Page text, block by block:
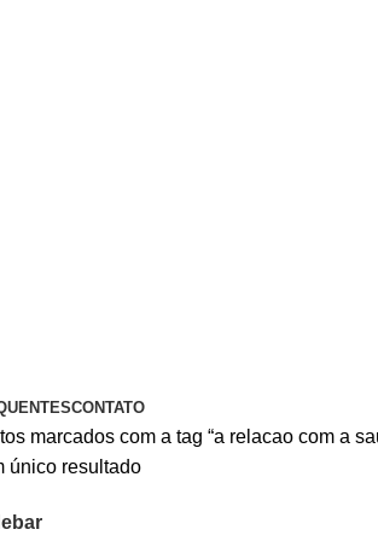
CONTATO
marcados com a tag “a relacao com a
único resultado